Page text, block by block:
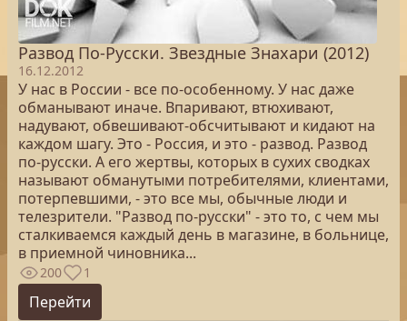
Развод По-Русски. Звездные Знахари (2012)
16.12.2012
У нас в России - все по-особенному. У нас даже
обманывают иначе. Впаривают, втюхивают,
надувают, обвешивают-обсчитывают и кидают на
каждом шагу. Это - Россия, и это - развод. Развод
по-русски. А его жертвы, которых в сухих сводках
называют обманутыми потребителями, клиентами,
потерпевшими, - это все мы, обычные люди и
телезрители. "Развод по-русски" - это то, с чем мы
сталкиваемся каждый день в магазине, в больнице,
в приемной чиновника...
200 1
Перейти